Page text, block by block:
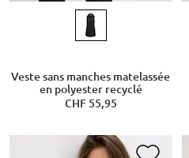
Veste sans manches matelassée
en polyester recyclé
CHF 55,95